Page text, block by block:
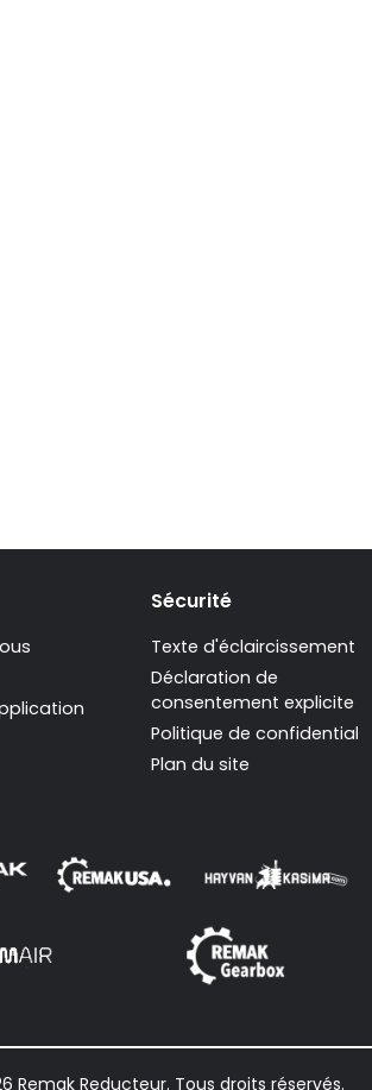
Sécurité
Texte d'éclaircissement
Déclaration de
consentement explicite
Politique de
Plan du site
Remak Reducteur. Tous droits réservés.